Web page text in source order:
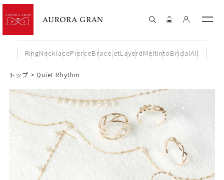
RingNecklacePierceBraceletLayerdMeltintoBridalAll
トップ Quiet Rhythm